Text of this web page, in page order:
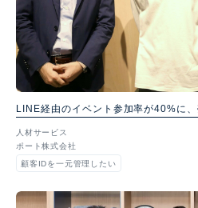
LINE経由のイベント参加率が40%に
人材サービス
ポート株式会社
顧客IDを一元管理したい